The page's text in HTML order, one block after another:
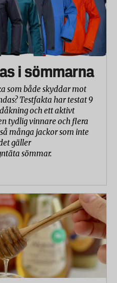
i sömmarna
som både skyddar mot
Testfakta har testat 9
och ett aktivt
tydlig vinnare och flera
många jackor som inte
gäller
sömmar.